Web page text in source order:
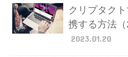
クリプタク
携する方法（
2023.01.20